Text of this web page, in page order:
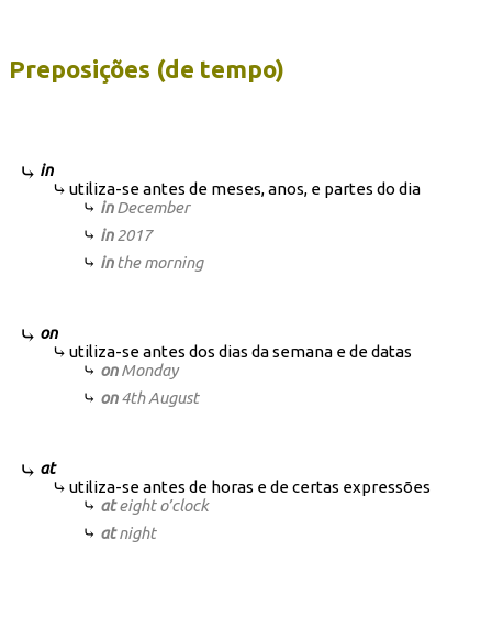
Preposições (de tempo)
in
utiliza-se antes de meses, anos, e partes do dia
inDecember
in2017
inthe morning
on
utiliza-se antes dos dias da semana e de datas
onMonday
on4th August
at
utiliza-se antes de horas e de certas expressões
ateight o’clock
atnight